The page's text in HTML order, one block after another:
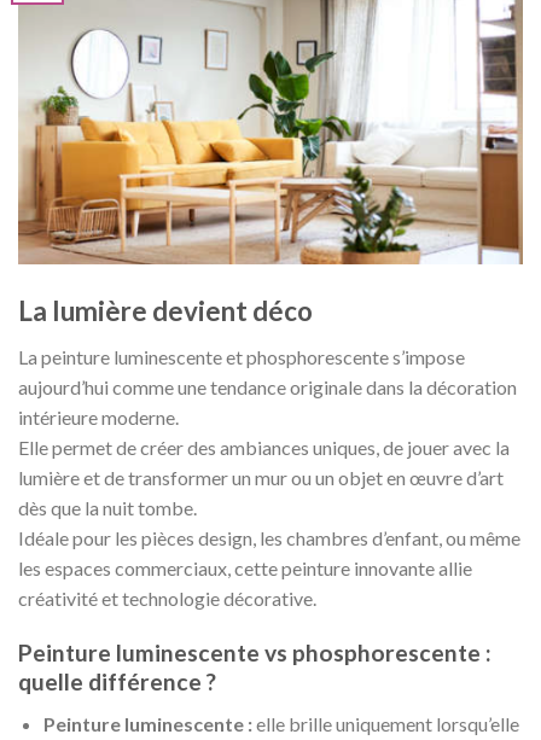
La lumière devient déco
La peinture luminescente et phosphorescente s’impose
aujourd’hui comme une tendance originale dans la décoration
intérieure moderne.
Elle permet de créer des ambiances uniques, de jouer avec la
lumière et de transformer un mur ou un objet en œuvre d’art
dès que la nuit tombe.
Idéale pour les pièces design, les chambres d’enfant, ou même
les espaces commerciaux, cette peinture innovante allie
créativité et technologie décorative.
Peinture luminescente vs phosphorescente :
quelle différence ?
Peinture luminescente :elle brille uniquement lorsqu’elle